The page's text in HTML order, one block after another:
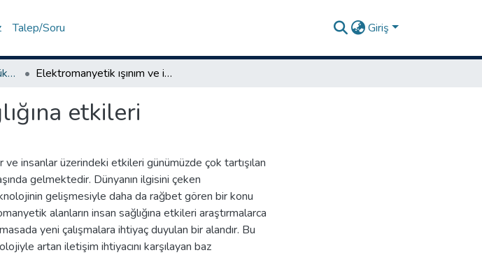
Talep/Soru Giriş
Fen Bilimleri Enstitüsü-Yüksek Lisans Tezleri Elektromanyetik ışınım ve insan sağlığına etkileri
etkileri
insanlar üzerindeki etkileri günümüzde çok tartışılan
gelmektedir. Dünyanın ilgisini çeken
gelişmesiyle daha da rağbet gören bir konu
alanların insan sağlığına etkileri araştırmalarca
yeni çalışmalara ihtiyaç duyulan bir alandır. Bu
artan iletişim ihtiyacını karşılayan baz